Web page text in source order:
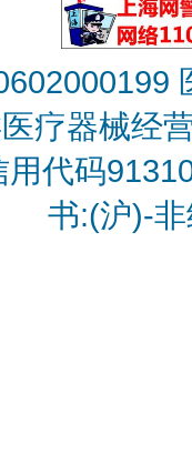
疗器械经
代码
书:(沪)-